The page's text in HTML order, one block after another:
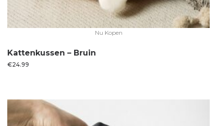
Nu Kopen
Kattenkussen – Bruin
€24.99